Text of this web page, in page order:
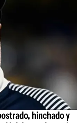
hinchado y